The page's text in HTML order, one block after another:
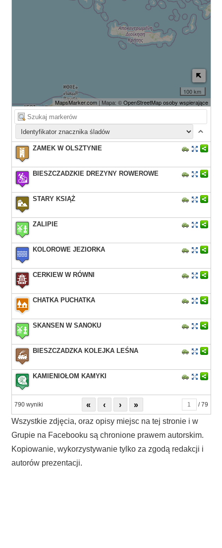
100 km
MapsMarker.com| Mapa: ©OpenStreetMap osoby wspierające
ZAMEK W OLSZTYNIE
BIESZCZADZKIE DREZYNY ROWEROWE
STARY KSIĄŻ
ZALIPIE
KOLOROWE JEZIORKA
CERKIEW W RÓWNI
CHATKA PUCHATKA
SKANSEN W SANOKU
BIESZCZADZKA KOLEJKA LEŚNA
KAMIENIOŁOM KAMYKI
790 wyniki « ‹ › » / 79
Wszystkie zdjęcia, oraz opisy miejsc na tej stronie i w
Grupie na Facebooku są chronione prawem autorskim.
Kopiowanie, wykorzystywanie tylko za zgodą redakcji i
autorów prezentacji.